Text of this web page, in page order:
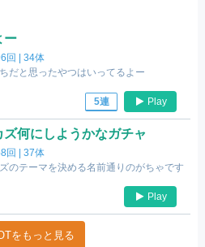
ー
回 |34体
だと思ったやつはいってるよー
5連 Play
ズ何にしようかなガチャ
回 |37体
のテーマを決める名前通りのがちゃです
Play
をもっと見る